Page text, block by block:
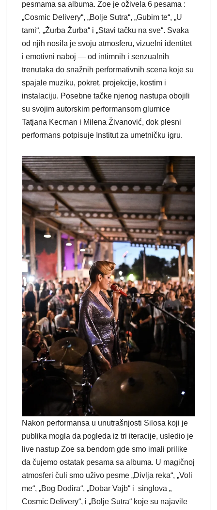
pesmama sa albuma. Zoe je oživela 6 pesama :
„Cosmic Delivery“, „Bolje Sutra“, „Gubim te“, „U
tami“, „Žurba Žurba“ i „Stavi tačku na sve“. Svaka
od njih nosila je svoju atmosferu, vizuelni identitet
i emotivni naboj — od intimnih i senzualnih
trenutaka do snažnih performativnih scena koje su
spajale muziku, pokret, projekcije, kostim i
instalaciju. Posebne tačke njenog nastupa obojili
su svojim autorskim performansom glumice
Tatjana Kecman i Milena Živanović, dok plesni
performans potpisuje Institut za umetničku igru.
Nakon performansa u unutrašnjosti Silosa koji je
publika mogla da pogleda iz tri iteracije, usledio je
live nastup Zoe sa bendom gde smo imali prilike
da čujemo ostatak pesama sa albuma. U magičnoj
atmosferi čuli smo uživo pesme „Divlja reka“, „Voli
me“, „Bog Dodira“, „Dobar Vajb“ i singlova „
Cosmic Delivery“, i „Bolje Sutra“ koje su najavile